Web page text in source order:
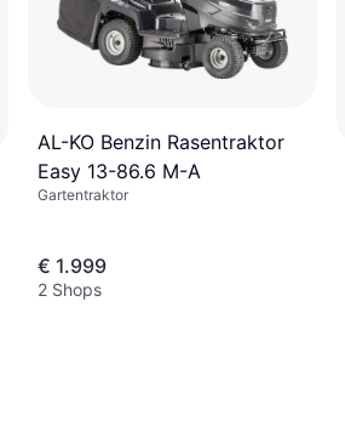
AL-KO Benzin Rasentraktor
Easy 13-86.6 M-A
Gartentraktor
€ 1.999
2 Shops